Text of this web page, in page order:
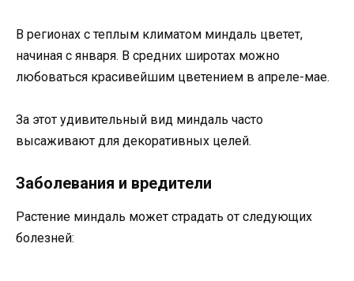
В регионах с теплым климатом миндаль цветет,
начиная с января. В средних широтах можно
любоваться красивейшим цветением в апреле-мае.
За этот удивительный вид миндаль часто
высаживают для декоративных целей.
Заболевания и вредители
Растение миндаль может страдать от следующих
болезней: